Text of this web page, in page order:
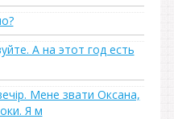
А на этот год есть
Мене звати Оксана,
Я м